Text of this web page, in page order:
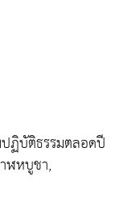
ฏิบัติธรรมตลอดปี
ฬหบูชา,